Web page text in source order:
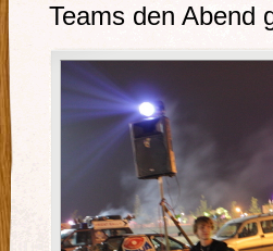
Teams den Abend